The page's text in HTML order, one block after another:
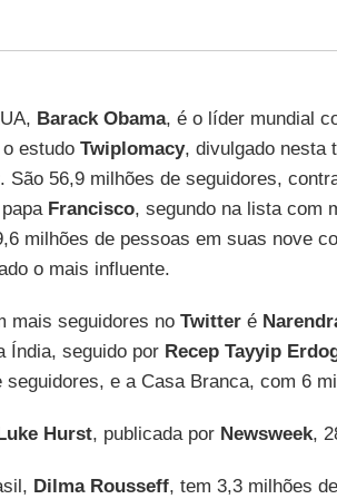
Barack Obama, é o líder mundial
estudo Twiplomacy, divulgado nesta
. São 56,9 milhões de seguidores,
Francisco, segundo na lista com
milhões de pessoas em suas nove
o mais influente.
mais seguidores no Twitteré
Índia, seguido por Recep Tayyip
seguidores, e a Casa Branca, com 6
Hurst, publicada por Newsweek,
Dilma Rousseff, tem 3,3 milhões